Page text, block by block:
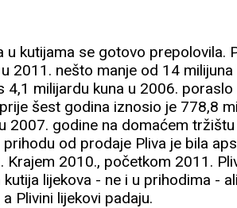
u kutijama se gotovo prepolovila.
2011. nešto manje od 14 milijuna
milijardu kuna u 2006. poraslo
šest godina iznosio je 778,8
2007. godine na domaćem tržištu
od prodaje Pliva je bila
Krajem 2010., početkom 2011.
lijekova - ne i u prihodima - ali
Plivini lijekovi padaju.